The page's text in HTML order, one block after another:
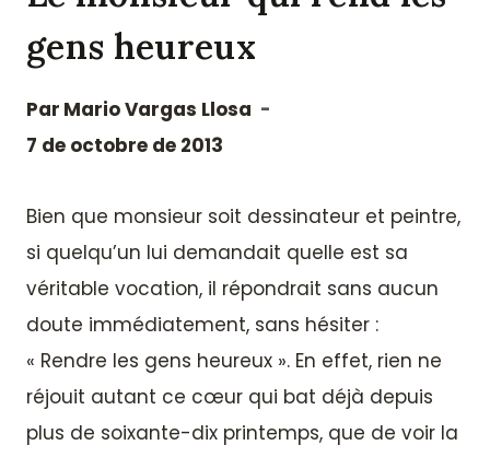
gens heureux
Par Mario Vargas Llosa
7 de octobre de 2013
Bien que monsieur soit dessinateur et peintre,
si quelqu’un lui demandait quelle est sa
véritable vocation, il répondrait sans aucun
doute immédiatement, sans hésiter :
« Rendre les gens heureux ». En effet, rien ne
réjouit autant ce cœur qui bat déjà depuis
plus de soixante-dix printemps, que de voir la